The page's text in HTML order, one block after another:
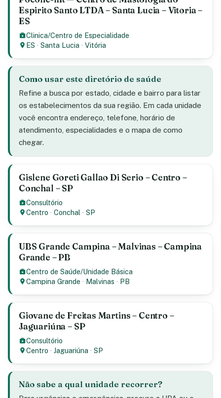
Espirito Santo LTDA – Santa Lucia – Vitoria –
ES
Clinica/Centro de Especialidade
ES ·Santa Lucia ·Vitória
Como usar este diretório de saúde
Refine a busca por estado, cidade e bairro para listar
os estabelecimentos da sua região. Em cada unidade
você encontra endereço, telefone, horário de
atendimento, especialidades e o mapa de como
chegar.
Gislene Goreti Gallao Di Serio – Centro –
Conchal – SP
Consultório
Centro ·Conchal ·SP
UBS Grande Campina – Malvinas – Campina
Grande – PB
Centro de Saúde/Unidade Básica
Campina Grande · Malvinas · PB
Giovane de Freitas Martins – Centro –
Jaguariúna – SP
Consultório
Centro ·Jaguariúna ·SP
Não sabe a qual unidade recorrer?